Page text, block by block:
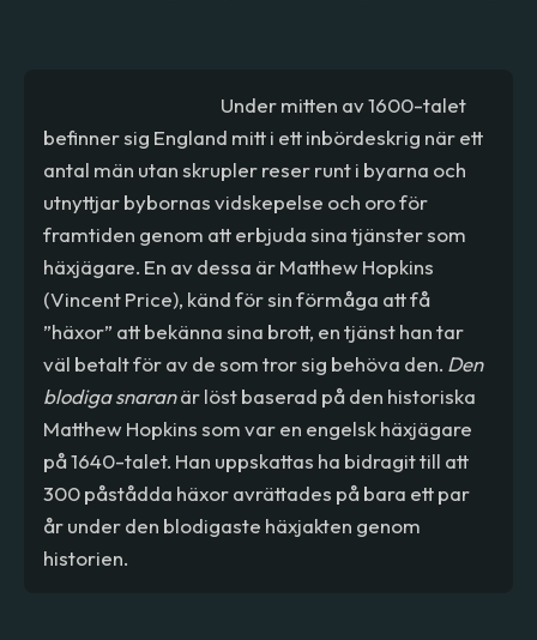
Under mitten av 1600-talet
befinner sig England mitt i ett inbördeskrig när ett
antal män utan skrupler reser runt i byarna och
utnyttjar bybornas vidskepelse och oro för
framtiden genom att erbjuda sina tjänster som
häxjägare. En av dessa är Matthew Hopkins
(Vincent Price), känd för sin förmåga att få
”häxor” att bekänna sina brott, en tjänst han tar
väl betalt för av de som tror sig behöva den. Den
blodiga snaranär löst baserad på den historiska
Matthew Hopkins som var en engelsk häxjägare
på 1640-talet. Han uppskattas ha bidragit till att
300 påstådda häxor avrättades på bara ett par
år under den blodigaste häxjakten genom
historien.